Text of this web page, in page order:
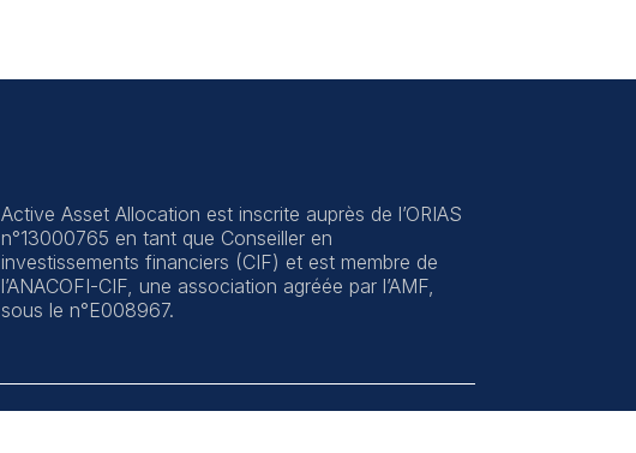
Active Asset Allocation est inscrite auprès de l’ORIAS
n°13000765 en tant que Conseiller en
investissements financiers (CIF) et est membre de
l’ANACOFI-CIF, une association agréée par l’AMF,
sous le n°E008967.